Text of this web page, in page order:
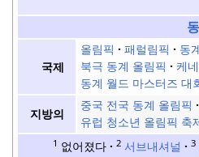
국제
올림픽 패럴림픽 동
북극 동계 올림픽
케
동계 월드 마스터즈 대
지방의
중국 전국 동계 올림픽
유럽 청소년 올림픽 축
1 없어졌다 2 서브내셔널 3